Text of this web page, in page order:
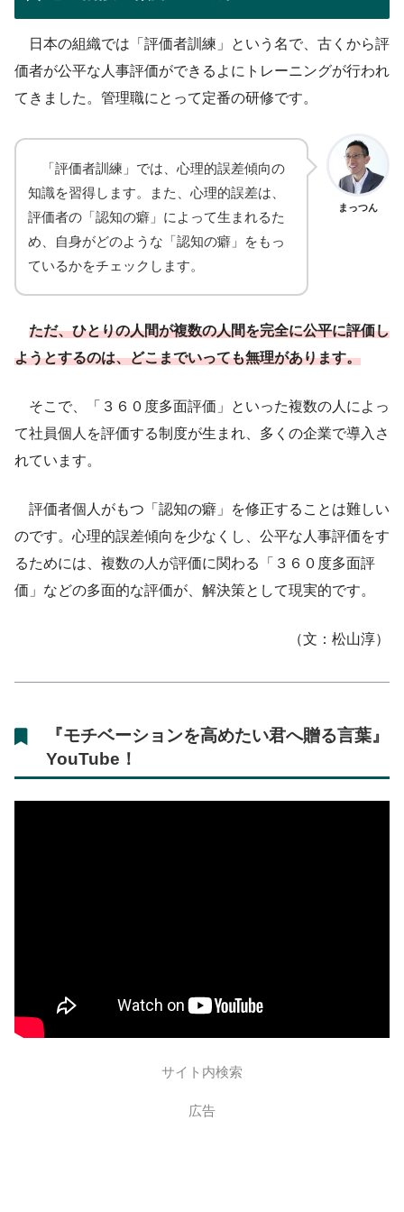
日本の組織では「評価者訓練」という名で、古くから評
価者が公平な人事評価ができるよにトレーニングが行われ
てきました。管理職にとって定番の研修です。
まっつん
「評価者訓練」では、心理的誤差傾向の
知識を習得します。また、心理的誤差は、
評価者の「認知の癖」によって生まれるた
め、自身がどのような「認知の癖」をもっ
ているかをチェックします。
ただ、ひとりの人間が複数の人間を完全に公平に評価し
ようとするのは、どこまでいっても無理があります。
そこで、「３６０度多面評価」といった複数の人によっ
て社員個人を評価する制度が生まれ、多くの企業で導入さ
れています。
評価者個人がもつ「認知の癖」を修正することは難しい
のです。心理的誤差傾向を少なくし、公平な人事評価をす
るためには、複数の人が評価に関わる「３６０度多面評
価」などの多面的な評価が、解決策として現実的です。
（文：松山淳）
『モチベーションを高めたい君へ贈る言葉』
YouTube！
サイト内検索
広告